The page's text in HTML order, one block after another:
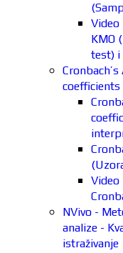
KMO
test) i
coefficients
Video
NVivo -
analize -
istraživanje